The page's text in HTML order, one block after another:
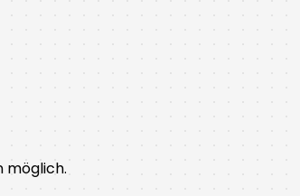
möglich.